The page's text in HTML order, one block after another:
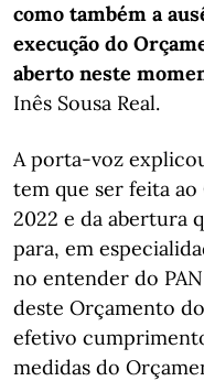
como também a
execução do
aberto neste
Inês Sousa Real.
A porta-voz
tem que ser feita
2022 e da abertura
para, em
no entender do
deste Orçamento
efetivo
medidas do